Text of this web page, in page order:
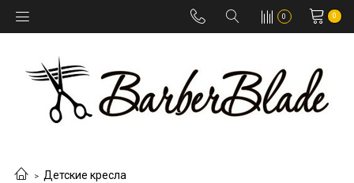
0 0
Детские кресла